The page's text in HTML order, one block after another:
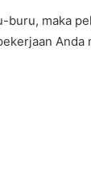
maka
Anda